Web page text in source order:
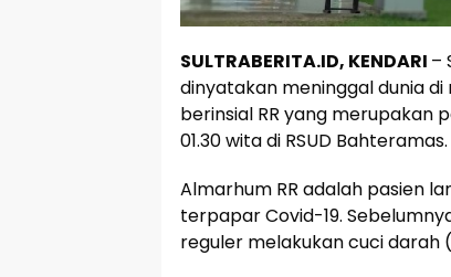
SULTRABERITA.ID, KENDARI –
dinyatakan meninggal dunia di
berinsial RR yang merupakan
01.30 wita di RSUD Bahteramas.
Almarhum RR adalah pasien
terpapar Covid-19.
reguler melakukan cuci darah